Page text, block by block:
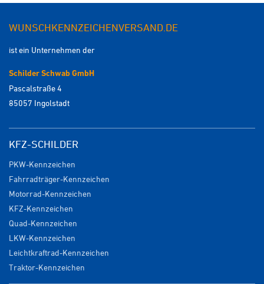
WUNSCHKENNZEICHENVERSAND.DE
ist ein Unternehmen der
Schilder Schwab GmbH
Pascalstraße 4
85057 Ingolstadt
KFZ-SCHILDER
PKW-Kennzeichen
Fahrradträger-Kennzeichen
Motorrad-Kennzeichen
KFZ-Kennzeichen
Quad-Kennzeichen
LKW-Kennzeichen
Leichtkraftrad-Kennzeichen
Traktor-Kennzeichen